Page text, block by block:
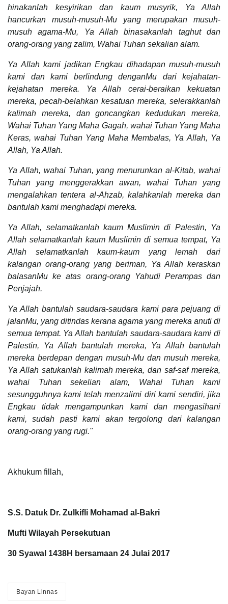
hinakanlah kesyirikan dan kaum musyrik, Ya Allah
hancurkan musuh-musuh-Mu yang merupakan musuh-
musuh agama-Mu, Ya Allah binasakanlah taghut dan
orang-orang yang zalim, Wahai Tuhan sekalian alam.
Ya Allah kami jadikan Engkau dihadapan musuh-musuh
kami dan kami berlindung denganMu dari kejahatan-
kejahatan mereka. Ya Allah cerai-beraikan kekuatan
mereka, pecah-belahkan kesatuan mereka, selerakkanlah
kalimah mereka, dan goncangkan kedudukan mereka,
Wahai Tuhan Yang Maha Gagah, wahai Tuhan Yang Maha
Keras, wahai Tuhan Yang Maha Membalas, Ya Allah, Ya
Allah, Ya Allah.
Ya Allah, wahai Tuhan, yang menurunkan al-Kitab, wahai
Tuhan yang menggerakkan awan, wahai Tuhan yang
mengalahkan tentera al-Ahzab, kalahkanlah mereka dan
bantulah kami menghadapi mereka.
Ya Allah, selamatkanlah kaum Muslimin di Palestin, Ya
Allah selamatkanlah kaum Muslimin di semua tempat, Ya
Allah selamatkanlah kaum-kaum yang lemah dari
kalangan orang-orang yang beriman, Ya Allah keraskan
balasanMu ke atas orang-orang Yahudi Perampas dan
Penjajah.
Ya Allah bantulah saudara-saudara kami para pejuang di
jalanMu, yang ditindas kerana agama yang mereka anuti di
semua tempat. Ya Allah bantulah saudara-saudara kami di
Palestin, Ya Allah bantulah mereka, Ya Allah bantulah
mereka berdepan dengan musuh-Mu dan musuh mereka,
Ya Allah satukanlah kalimah mereka, dan saf-saf mereka,
wahai Tuhan sekelian alam, Wahai Tuhan kami
sesungguhnya kami telah menzalimi diri kami sendiri, jika
Engkau tidak mengampunkan kami dan mengasihani
kami, sudah pasti kami akan tergolong dari kalangan
orang-orang yang rugi."
Akhukum fillah,
S.S. Datuk Dr. Zulkifli Mohamad al-Bakri
Mufti Wilayah Persekutuan
30 Syawal 1438H bersamaan 24 Julai 2017
Bayan Linnas